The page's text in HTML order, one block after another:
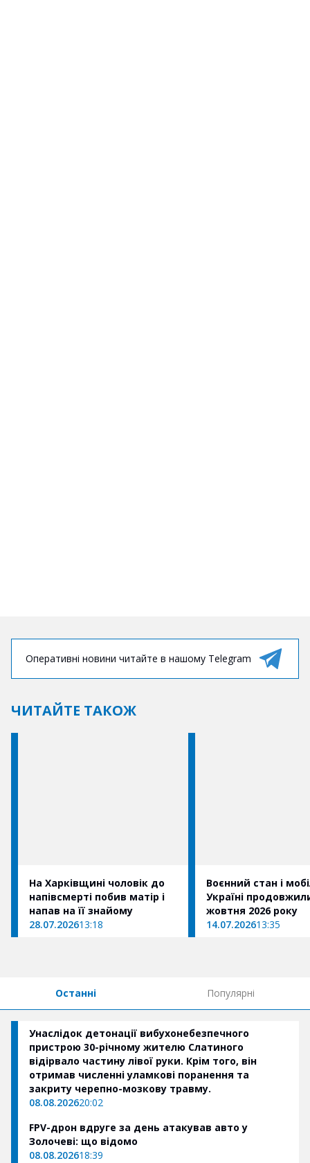
Оперативні новини читайте в нашому Telegram
ЧИТАЙТЕ ТАКОЖ
На Харківщині чоловік до
напівсмерті побив матір і
напав на її знайому
28.07.202613:18
Воєнний стан і
Україні
жовтня 2026 року
14.07.202613:35
Останні Популярні
Унаслідок детонації вибухонебезпечного
пристрою 30-річному жителю Слатиного
відірвало частину лівої руки. Крім того, він
отримав численні уламкові поранення та
закриту черепно-мозкову травму.
08.08.202620:02
FPV-дрон вдруге за день атакував авто у
Золочеві: що відомо
08.08.202618:39